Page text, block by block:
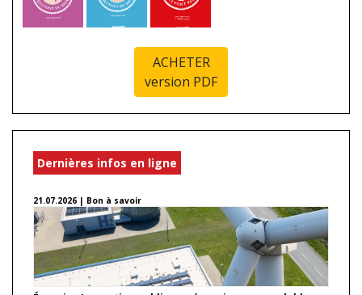
ACHETER
version PDF
Dernières infos en ligne
21.07.2026 | Bon à savoir